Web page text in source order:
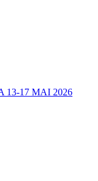
13-17 MAI 2026